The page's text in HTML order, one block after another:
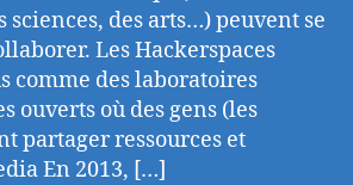
sciences, des arts…) peuvent se
Les Hackerspaces
comme des laboratoires
ouverts où des gens (les
partager ressources et
En 2013, […]